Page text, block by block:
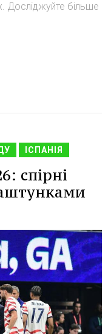
Досліджуйте більше
ІСПАНІЯ
спірні